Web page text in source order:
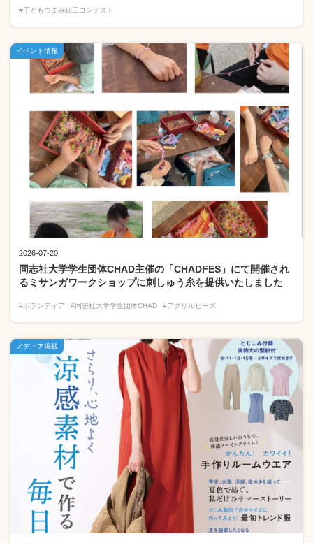
#子どもつまみ細工コンテスト
2026-07-20
同志社大学学生団体CHAD主催の「CHADFES」にて開催され
るミサンガワークショップに刺しゅう糸を提供いたしました
#ボランティア #同志社大学学生団体CHAD #アクリルビーズ
イベント情報
メディア掲載